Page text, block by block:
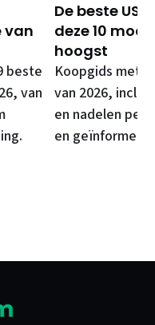
van
beste
van
De beste
deze 10
hoogst
Koopgids met
van 2026,
en nadelen per
en